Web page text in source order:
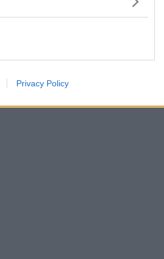
Privacy Policy